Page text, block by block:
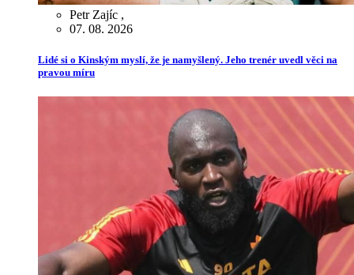
Petr Zajíc ,
07. 08. 2026
Lidé si o Kinským myslí, že je namyšlený. Jeho trenér uvedl věci na
pravou míru